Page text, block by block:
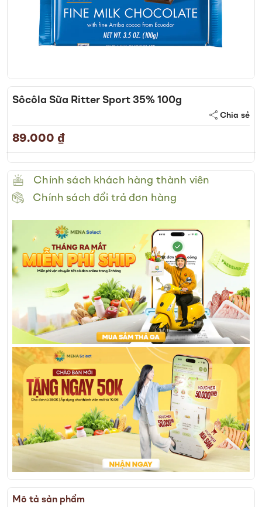
Skip
to
of
the
images
gallery
Sôcôla Sữa Ritter Sport 35% 100g
Chia sẻ
89.000 ₫
Chính sách khách hàng thành viên
Chính sách đổi trả đơn hàng
Mô tả sản phẩm